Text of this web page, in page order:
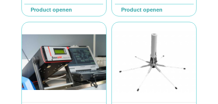
Product openen Product openen